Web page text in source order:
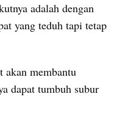
adalah dengan
yang teduh tapi tetap
akan membantu
dapat tumbuh subur